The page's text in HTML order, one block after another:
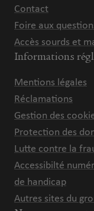
Contact
Foire aux
Accès sourds et
Informations
Mentions légales
Réclamations
Gestion des
Protection des
Lutte contre la
Accessibilté
de handicap
Autres sites du